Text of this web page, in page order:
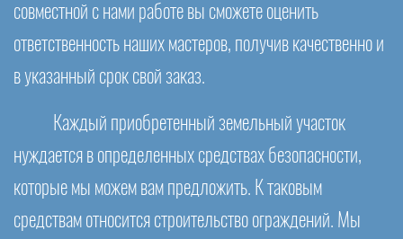
совместной с нами работе вы сможете оценить
ответственность наших мастеров, получив качественно и
в указанный срок свой заказ.
Каждый приобретенный земельный участок
нуждается в определенных средствах безопасности,
которые мы можем вам предложить. К таковым
средствам относится строительство ограждений. Мы